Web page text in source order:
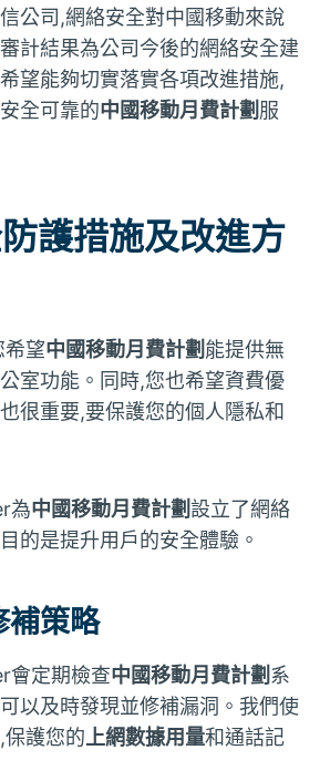
公司,網絡安全對中國移動來說
計結果為公司今後的網絡安全建
望能夠切實落實各項改進措施,
全可靠的中國移動月費計劃 服
護措施及改進方
希望中國移動月費計劃 能提供無
室功能。同時,您也希望資費優
很重要,要保護您的個人隱私和
為中國移動月費計劃設立了網絡
的是提升用戶的安全體驗。
補策略
定期檢查中國移動月費計劃 系
以及時發現並修補漏洞。我們使
護您的 上網數據用量和通話記